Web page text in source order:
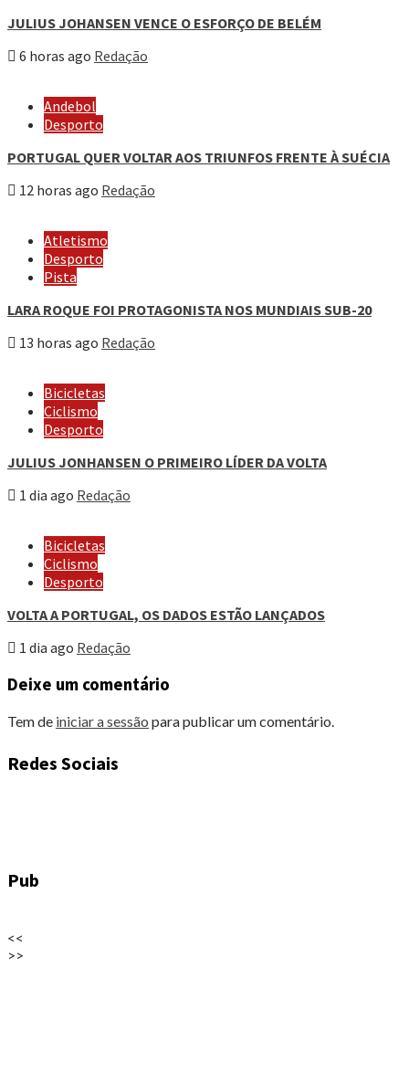
JULIUS JOHANSEN VENCE O ESFORÇO DE BELÉM
6 horas ago Redação
Andebol
Desporto
PORTUGAL QUER VOLTAR AOS TRIUNFOS FRENTE À SUÉCIA
12 horas ago Redação
Atletismo
Desporto
Pista
LARA ROQUE FOI PROTAGONISTA NOS MUNDIAIS SUB-20
13 horas ago Redação
Bicicletas
Ciclismo
Desporto
JULIUS JONHANSEN O PRIMEIRO LÍDER DA VOLTA
1 dia ago Redação
Bicicletas
Ciclismo
Desporto
VOLTA A PORTUGAL, OS DADOS ESTÃO LANÇADOS
1 dia ago Redação
Deixe um comentário
Tem de iniciar a sessão para publicar um comentário.
Redes Sociais
Pub
<<
>>